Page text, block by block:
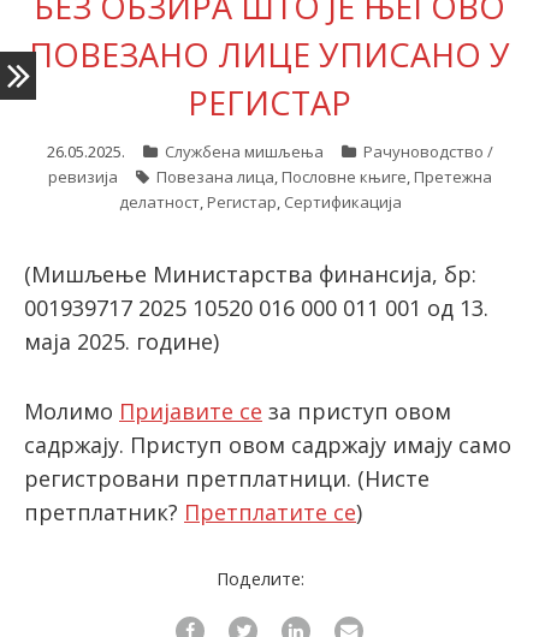
Пријава
latinica
ПОВЕЗАНО ЛИЦЕ УПИСАНО У
РЕГИСТАР
26.05.2025. Службена мишљења
Рачуноводство /
ревизија
Повезана лица, Пословне књиге, Претежна
делатност, Регистар, Сертификација
(Мишљење Министарства финансија, бр:
001939717 2025 10520 016 000 011 001 од 13.
маја 2025. године)
Молимо Пријавите се за приступ овом
садржају. Приступ овом садржају имају само
регистровани претплатници. (Нисте
претплатник? Претплатите се)
Поделите: